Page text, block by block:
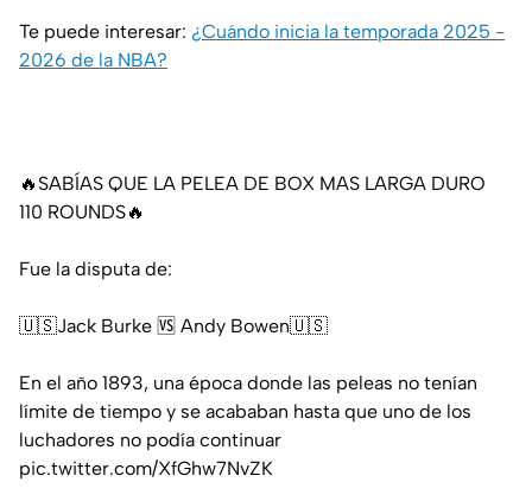
Te puede interesar: ¿Cuándo inicia la temporada 2025 -
2026 de la NBA?
🔥SABÍAS QUE LA PELEA DE BOX MAS LARGA DURO
110 ROUNDS🔥
Fue la disputa de:
🇺🇸Jack Burke 🆚 Andy Bowen🇺🇸
En el año 1893, una época donde las peleas no tenían
límite de tiempo y se acababan hasta que uno de los
luchadores no podía continuar
pic.twitter.com/XfGhw7NvZK